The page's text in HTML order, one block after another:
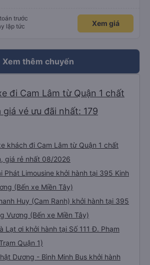
trước
lập tức
Xem giá
Xem thêm chuyến
đi Cam Lâm từ Quận 1 chất
vé ưu đãi nhất: 179
khách đi Cam Lâm từ Quận 1 chất
giá rẻ nhất 08/2026
Phát Limousine khởi hành tại 395 Kinh
(Bến xe Miền Tây)
Huy (Cam Ranh) khởi hành tại 395
Vương (Bến xe Miền Tây)
Lạt ơi khởi hành tại Số 111 Đ. Phạm
Quận 1)
Dương - Bình Minh Bus khởi hành